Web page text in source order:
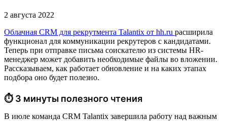
2 августа 2022
Облачная CRM для рекрутмента Talantix от hh.ru расширила
функционал для коммуникации рекрутеров с кандидатами.
Теперь при отправке письма соискателю из системы HR-
менеджер может добавить необходимые файлы во вложении.
Рассказываем, как работает обновление и на каких этапах
подбора оно будет полезно.
⏱ 3 минуты полезного чтения
В июле команда CRM Talantix завершила работу над важным